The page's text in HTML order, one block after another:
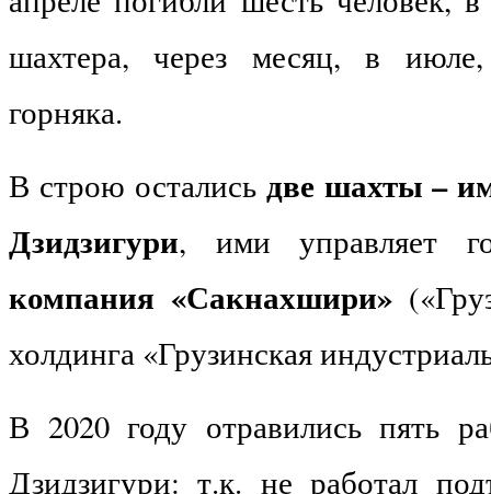
шахтера, через месяц, в
горняка.
В строю остались две шахты –
Дзидзигури, ими управляет
компания «Сакнахшири»
холдинга «Грузинская
В 2020 году отравились пять
Дзидзигури: т.к. не работал